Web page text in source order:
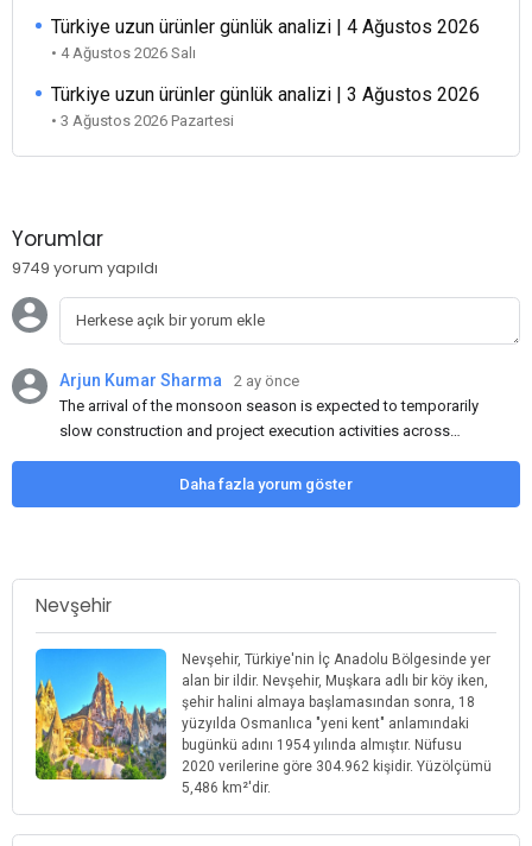
Türkiye uzun ürünler günlük analizi | 4 Ağustos 2026
• 4 Ağustos 2026 Salı
Türkiye uzun ürünler günlük analizi | 3 Ağustos 2026
• 3 Ağustos 2026 Pazartesi
Yorumlar
9749 yorum yapıldı
Arjun Kumar Sharma
2 ay önce
The arrival of the monsoon season is expected to temporarily
slow construction and project execution activities across
demand for flat steel products. Demand from infrastructure
development, roofing applications, industrial manufacturing,
rainfall.
Daha fazla yorum göster
Nevşehir
Nevşehir, Türkiye'nin İç Anadolu Bölgesinde yer
alan bir ildir. Nevşehir, Muşkara adlı bir köy iken,
şehir halini almaya başlamasından sonra, 18
yüzyılda Osmanlıca "yeni kent" anlamındaki
bugünkü adını 1954 yılında almıştır. Nüfusu
2020 verilerine göre 304.962 kişidir. Yüzölçümü
5,486 km²'dir.